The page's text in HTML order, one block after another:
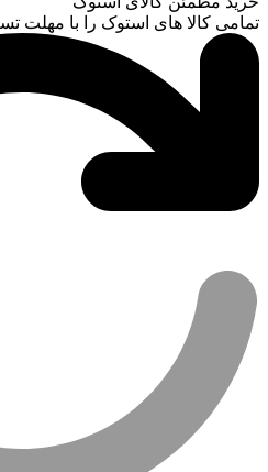
تمامی کالا های استوک را با مهلت